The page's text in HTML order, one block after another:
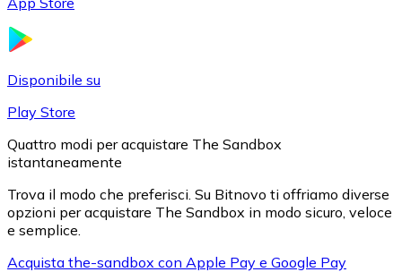
Disponibile su
Play Store
Quattro modi per acquistare The Sandbox
istantaneamente
Trova il modo che preferisci. Su Bitnovo ti offriamo diverse
opzioni per acquistare The Sandbox in modo sicuro, veloce
e semplice.
Acquista the-sandbox con Apple Pay e Google Pay